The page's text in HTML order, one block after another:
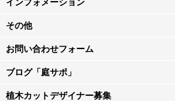
その他
お問い合わせフォーム
ブログ「庭サポ」
植木カットデザイナー募集